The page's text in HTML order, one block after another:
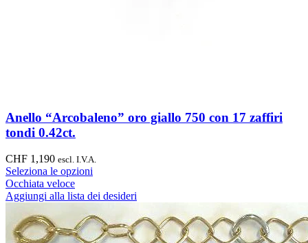
Anello “Arcobaleno” oro giallo 750 con 17 zaffiri
tondi 0.42ct.
CHF 1,190 escl. I.V.A.
Seleziona le opzioni
Occhiata veloce
Aggiungi alla lista dei desideri